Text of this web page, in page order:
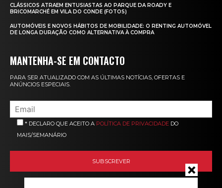
CLÁSSICOS ATRAEM ENTUSIASTAS AO PARQUE DA ROADY E
BRICOMARCHÉ EM VILA DO CONDE (FOTOS)
AUTOMÓVEIS E NOVOS HÁBITOS DE MOBILIDADE: O RENTING AUTOMÓVEL
DE LONGA DURAÇÃO COMO ALTERNATIVA À COMPRA
MANTENHA-SE EM CONTACTO
PARA SER ATUALIZADO COM AS ÚLTIMAS NOTÍCIAS, OFERTAS E
ANÚNCIOS ESPECIAIS.
* DECLARO QUE ACEITO A POLÍTICA DE PRIVACIDADE DO
MAIS/SEMANÁRIO